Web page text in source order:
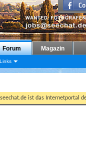
Forum Magazin
ist das Internetportal